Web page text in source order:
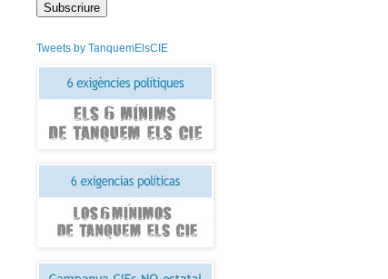
Tweets by TanquemElsCIE